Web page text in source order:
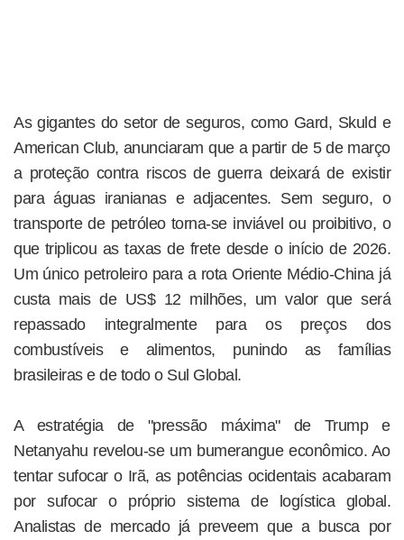
As gigantes do setor de seguros, como Gard, Skuld e
American Club, anunciaram que a partir de 5 de março
a proteção contra riscos de guerra deixará de existir
para águas iranianas e adjacentes. Sem seguro, o
transporte de petróleo torna-se inviável ou proibitivo, o
que triplicou as taxas de frete desde o início de 2026.
Um único petroleiro para a rota Oriente Médio-China já
custa mais de US$ 12 milhões, um valor que será
repassado integralmente para os preços dos
combustíveis e alimentos, punindo as famílias
brasileiras e de todo o Sul Global.
A estratégia de "pressão máxima" de Trump e
Netanyahu revelou-se um bumerangue econômico. Ao
tentar sufocar o Irã, as potências ocidentais acabaram
por sufocar o próprio sistema de logística global.
Analistas de mercado já preveem que a busca por